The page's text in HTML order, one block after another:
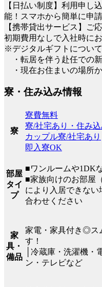
【日払い制度】利用申し
能！スマホから簡単に申
【携帯貸出サービス】ご
初期費用なしで入社時に
※デジタルギフトについて
・転居を伴う赴任での新
・現在お住まいの場所か
寮・住み込み情報
寮
寮費無料
寮/社宅あり・住み込
カップル寮/社宅あり
即入寮OK
部屋
タイ
プ
■ワンルームや1DK
■家族向けのお部屋
により入居できな
合わせください
家
具・
備品
家電・家具付き◎ス
す！
│冷蔵庫・洗濯機・
ン・テレビなど